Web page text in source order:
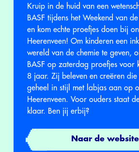
Kruip in de huid van een
BASF tijdens het Weekend van
en kom echte proefjes doen bij
Heerenveen! Om kinderen een
wereld van de chemie te geven,
BASF op zaterdag proefjes voor
8 jaar. Zij beleven en creëren die
geheel in stijl met labjas aan op
Heerenveen. Voor ouders staat
klaar. Ben jij erbij?
Naar de website